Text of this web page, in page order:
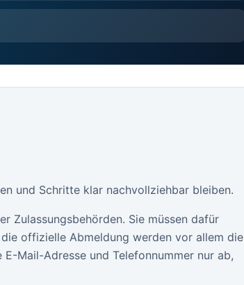
und Schritte klar nachvollziehbar bleiben.
Zulassungsbehörden. Sie müssen dafür
offizielle Abmeldung werden vor allem die
Mail-Adresse und Telefonnummer nur ab,